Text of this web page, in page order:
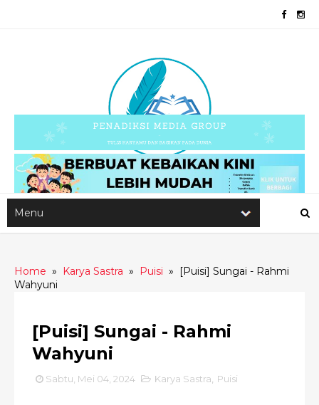
Home » Karya Sastra » Puisi » [Puisi] Sungai - Rahmi
Wahyuni
[Puisi] Sungai - Rahmi
Wahyuni
Sabtu, Mei 04, 2024 Karya Sastra Puisi